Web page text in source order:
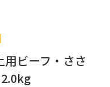
ビーフ・ささ